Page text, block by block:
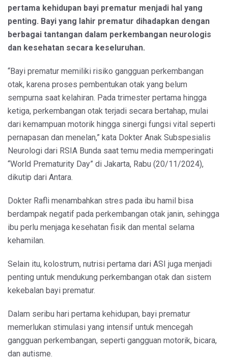
pertama kehidupan bayi prematur menjadi hal yang
penting. Bayi yang lahir prematur dihadapkan dengan
berbagai tantangan dalam perkembangan neurologis
dan kesehatan secara keseluruhan.
“Bayi prematur memiliki risiko gangguan perkembangan
otak, karena proses pembentukan otak yang belum
sempurna saat kelahiran. Pada trimester pertama hingga
ketiga, perkembangan otak terjadi secara bertahap, mulai
dari kemampuan motorik hingga sinergi fungsi vital seperti
pernapasan dan menelan,” kata Dokter Anak Subspesialis
Neurologi dari RSIA Bunda saat temu media memperingati
“World Prematurity Day” di Jakarta, Rabu (20/11/2024),
dikutip dari Antara.
Dokter Rafli menambahkan stres pada ibu hamil bisa
berdampak negatif pada perkembangan otak janin, sehingga
ibu perlu menjaga kesehatan fisik dan mental selama
kehamilan.
Selain itu, kolostrum, nutrisi pertama dari ASI juga menjadi
penting untuk mendukung perkembangan otak dan sistem
kekebalan bayi prematur.
Dalam seribu hari pertama kehidupan, bayi prematur
memerlukan stimulasi yang intensif untuk mencegah
gangguan perkembangan, seperti gangguan motorik, bicara,
dan autisme.